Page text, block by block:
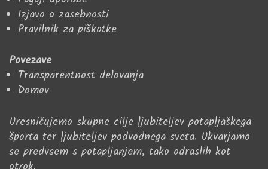
Izjavo o zasebnosti
Pravilnik za piškotke
Povezave
Transparentnost delovanja
Domov
Uresničujemo skupne cilje ljubiteljev potapljaškega
športa ter ljubiteljev podvodnega sveta. Ukvarjamo
se predvsem s potapljanjem, tako odraslih kot